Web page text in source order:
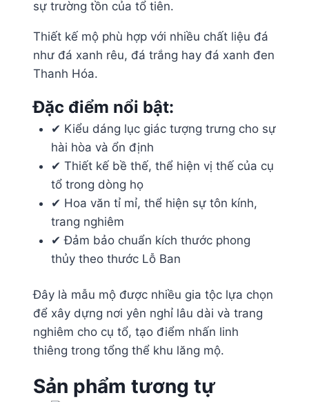
sự trường tồn của tổ tiên.
Thiết kế mộ phù hợp với nhiều chất liệu đá
như đá xanh rêu, đá trắng hay đá xanh đen
Thanh Hóa.
Đặc điểm nổi bật:
✔ Kiểu dáng lục giác tượng trưng cho sự
hài hòa và ổn định
✔ Thiết kế bề thế, thể hiện vị thế của cụ
tổ trong dòng họ
✔ Hoa văn tỉ mỉ, thể hiện sự tôn kính,
trang nghiêm
✔ Đảm bảo chuẩn kích thước phong
thủy theo thước Lỗ Ban
Đây là mẫu mộ được nhiều gia tộc lựa chọn
để xây dựng nơi yên nghỉ lâu dài và trang
nghiêm cho cụ tổ, tạo điểm nhấn linh
thiêng trong tổng thể khu lăng mộ.
Sản phẩm tương tự